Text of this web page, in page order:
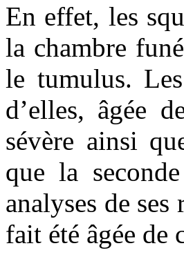
En effet, les
la chambre
le tumulus.
d’elles, âgée
sévère ainsi
que la
analyses de
fait été âgée de